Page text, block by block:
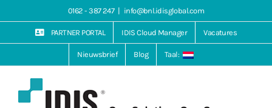
naar
0162 - 387 247 | info@bnl.idisglobal.com
PARTNER PORTAL IDIS Cloud Manager Vacatures
Nieuwsbrief Blog Taal: